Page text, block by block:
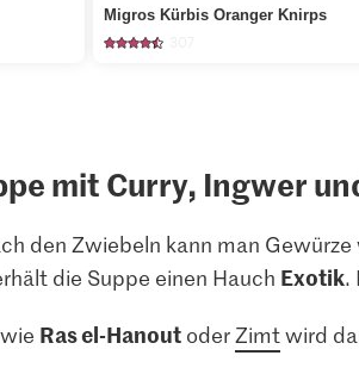
Migros Kürbis Oranger Knirps
mit Curry, Ingwer
den Zwiebeln kann man Gewürze
die Suppe einen Hauch Exotik.
Ras el-HanoutoderZimtwird